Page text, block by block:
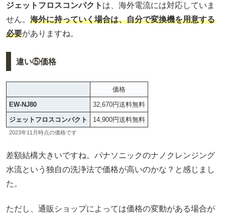
ジェットフロスコンパクト は、海外電流には対応していま
せん。 海外に持っていく場合は、自分で変換機を用意する
必要がありますね。
違い⑤価格
価格
EW-NJ80
32,670円送料無料
ジェットフロスコンパクト
14,900円送料無料
2023年11月時点の価格です
差額結構大きいですね。パナソニックのナノクレンジング
水流という独自の洗浄法で価格が高いのかな？と感じまし
た。
ただし、通販ショップによっては価格の変動がある場合が